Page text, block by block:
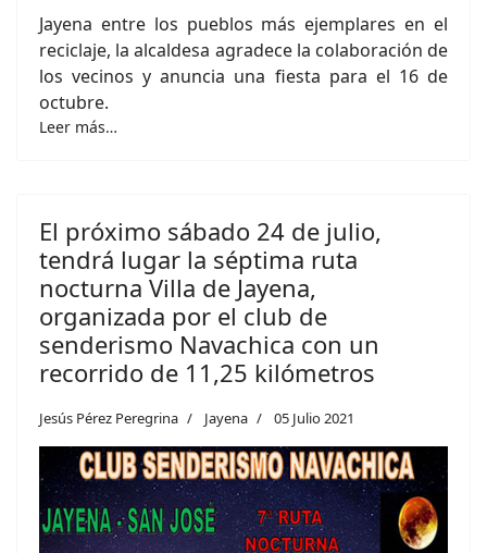
Jayena entre los pueblos más ejemplares en el
reciclaje, la alcaldesa agradece la colaboración de
los vecinos y anuncia una fiesta para el 16 de
octubre.
Leer más…
El próximo sábado 24 de julio,
tendrá lugar la séptima ruta
nocturna Villa de Jayena,
organizada por el club de
senderismo Navachica con un
recorrido de 11,25 kilómetros
Jesús Pérez Peregrina Jayena 05 Julio 2021